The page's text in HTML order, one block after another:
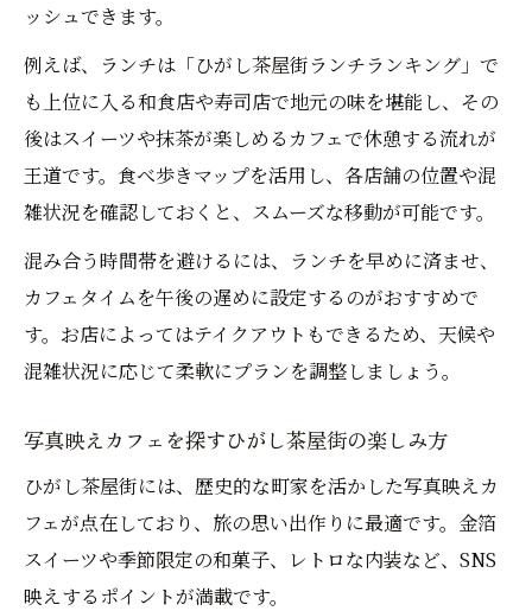
ッシュできます。
例えば、ランチは「ひがし茶屋街ランチランキング」で
も上位に入る和食店や寿司店で地元の味を堪能し、その
後はスイーツや抹茶が楽しめるカフェで休憩する流れが
王道です。食べ歩きマップを活用し、各店舗の位置や混
雑状況を確認しておくと、スムーズな移動が可能です。
混み合う時間帯を避けるには、ランチを早めに済ませ、
カフェタイムを午後の遅めに設定するのがおすすめで
す。お店によってはテイクアウトもできるため、天候や
混雑状況に応じて柔軟にプランを調整しましょう。
写真映えカフェを探すひがし茶屋街の楽しみ方
ひがし茶屋街には、歴史的な町家を活かした写真映えカ
フェが点在しており、旅の思い出作りに最適です。金箔
スイーツや季節限定の和菓子、レトロな内装など、SNS
映えするポイントが満載です。